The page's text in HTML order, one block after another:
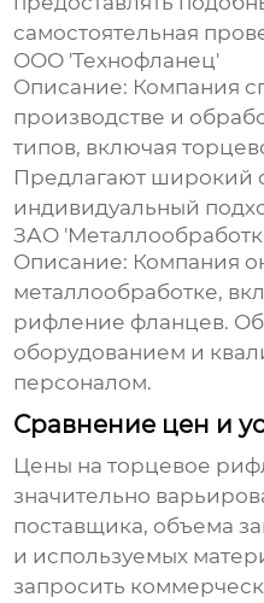
самостоятельная
ООО 'Технофланец'
Описание: Компания
производстве и
типов, включая
Предлагают широкий
индивидуальный
ЗАО
Описание: Компания
металлообработке,
рифление фланцев.
оборудованием и
персоналом.
Сравнение цен и
Цены наторцевое
значительно
поставщика, объема
и используемых
запросить